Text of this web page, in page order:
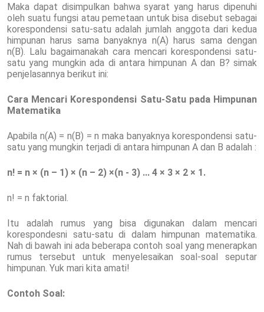
Maka dapat disimpulkan bahwa syarat yang harus dipenuhi
oleh suatu fungsi atau pemetaan untuk bisa disebut sebagai
korespondensi satu-satu adalah jumlah anggota dari kedua
himpunan harus sama banyaknya n(A) harus sama dengan
n(B). Lalu bagaimanakah cara mencari korespondensi satu-
satu yang mungkin ada di antara himpunan A dan B? simak
penjelasannya berikut ini:
Cara Mencari Korespondensi Satu-Satu pada Himpunan
Matematika
Apabila n(A) = n(B) = n maka banyaknya korespondensi satu-
satu yang mungkin terjadi di antara himpunan A dan B adalah :
n! = n × (n – 1) × (n – 2) ×(n - 3) ... 4 × 3 × 2 × 1.
n! = n faktorial.
Itu adalah rumus yang bisa digunakan dalam mencari
korespondesni satu-satu di dalam himpunan matematika.
Nah di bawah ini ada beberapa contoh soal yang menerapkan
rumus tersebut untuk menyelesaikan soal-soal seputar
himpunan. Yuk mari kita amati!
Contoh Soal: